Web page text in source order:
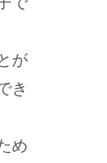
が
き
め